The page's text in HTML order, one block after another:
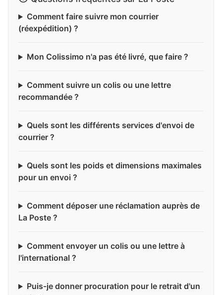
Comment faire suivre mon courrier
(réexpédition) ?
Mon Colissimo n'a pas été livré, que faire ?
Comment suivre un colis ou une lettre
recommandée ?
Quels sont les différents services d'envoi de
courrier ?
Quels sont les poids et dimensions maximales
pour un envoi ?
Comment déposer une réclamation auprès de
La Poste ?
Comment envoyer un colis ou une lettre à
l'international ?
Puis-je donner procuration pour le retrait d'un